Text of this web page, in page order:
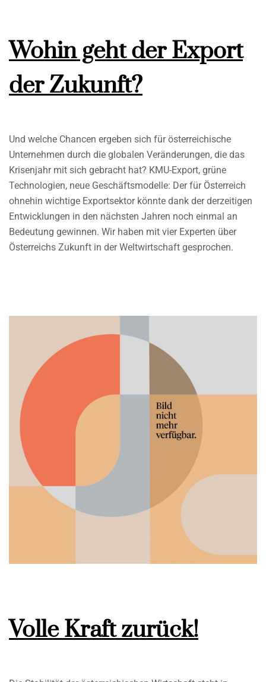
Wohin geht der Export
der Zukunft?
Und welche Chancen ergeben sich für österreichische
Unternehmen durch die globalen Veränderungen, die das
Krisenjahr mit sich gebracht hat? KMU-Export, grüne
Technologien, neue Geschäftsmodelle: Der für Österreich
ohnehin wichtige Exportsektor könnte dank der derzeitigen
Entwicklungen in den nächsten Jahren noch einmal an
Bedeutung gewinnen. Wir haben mit vier Experten über
Österreichs Zukunft in der Weltwirtschaft gesprochen.
Volle Kraft zurück!